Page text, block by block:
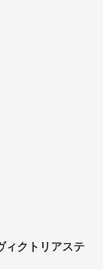
ィクトリアステ